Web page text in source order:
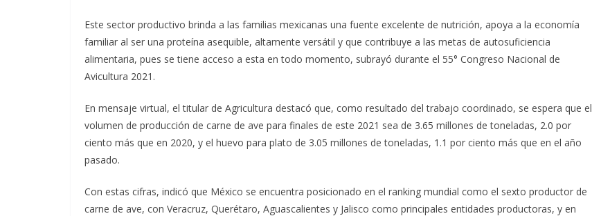
Este sector productivo brinda a las familias mexicanas una fuente excelente de nutrición, apoya a la economía
familiar al ser una proteína asequible, altamente versátil y que contribuye a las metas de autosuficiencia
alimentaria, pues se tiene acceso a esta en todo momento, subrayó durante el 55° Congreso Nacional de
Avicultura 2021.
En mensaje virtual, el titular de Agricultura destacó que, como resultado del trabajo coordinado, se espera que el
volumen de producción de carne de ave para finales de este 2021 sea de 3.65 millones de toneladas, 2.0 por
ciento más que en 2020, y el huevo para plato de 3.05 millones de toneladas, 1.1 por ciento más que en el año
pasado.
Con estas cifras, indicó que México se encuentra posicionado en el ranking mundial como el sexto productor de
carne de ave, con Veracruz, Querétaro, Aguascalientes y Jalisco como principales entidades productoras, y en